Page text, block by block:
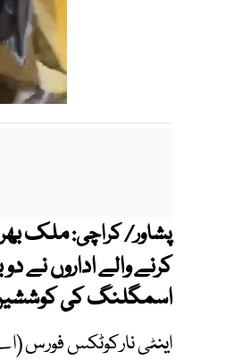
پشاور/ کراچی:ملک بھر
کرنے والے اداروں نے
اسمگلنگ کی کوششیں
اینٹی نارکوٹکس فورس